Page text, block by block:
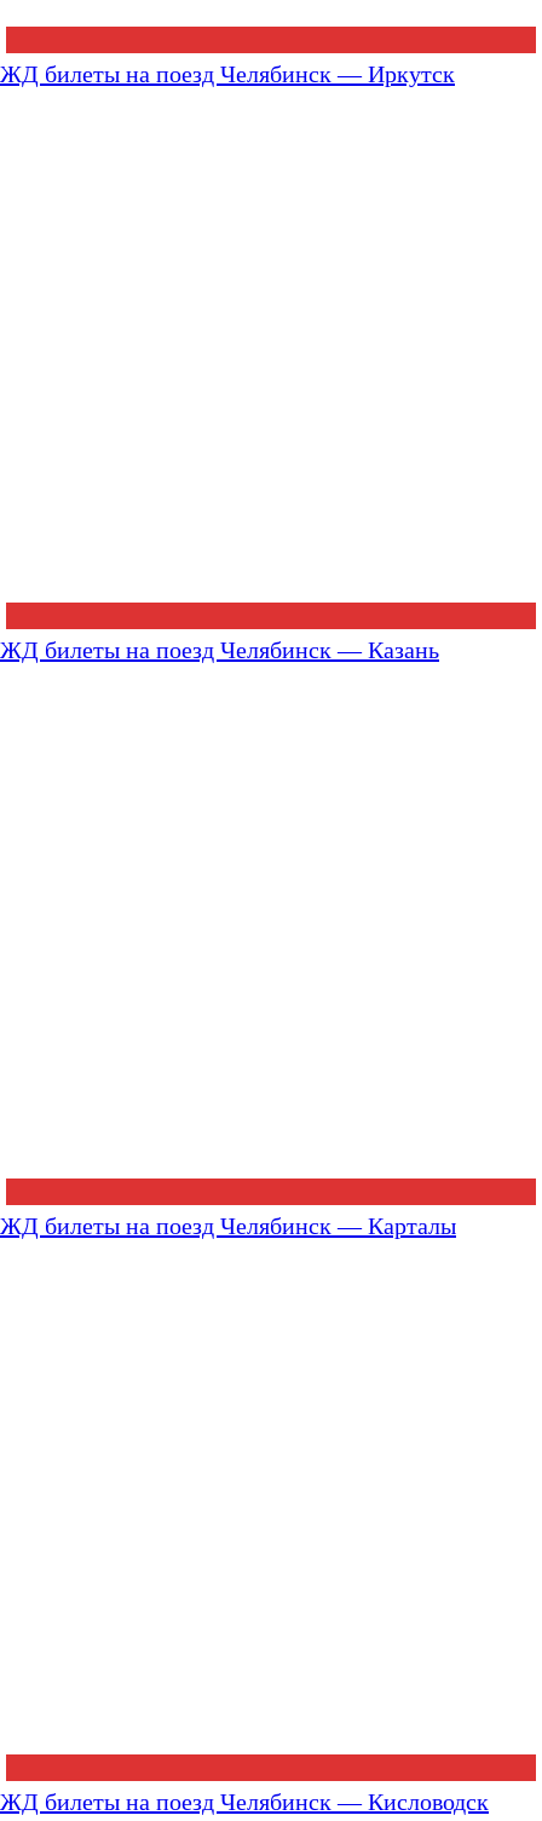
ЖД билеты на поезд Челябинск — Иркутск
ЖД билеты на поезд Челябинск — Казань
ЖД билеты на поезд Челябинск — Карталы
ЖД билеты на поезд Челябинск — Кисловодск